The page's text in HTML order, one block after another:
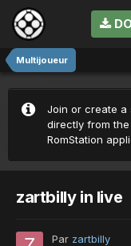
Multijoueur
Join or create a
directly from the
RomStation
zartbilly in live
Par zartbilly